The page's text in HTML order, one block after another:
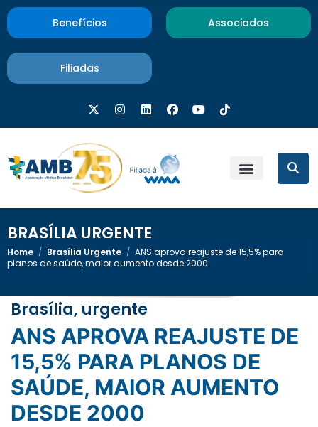
Benefícios Associados
Filiadas
BRASÍLIA URGENTE
Home / Brasília Urgente / ANS aprova reajuste de 15,5% para
planos de saúde, maior aumento desde 2000
Brasília, urgente
ANS APROVA REAJUSTE DE
15,5% PARA PLANOS DE
SAÚDE, MAIOR AUMENTO
DESDE 2000